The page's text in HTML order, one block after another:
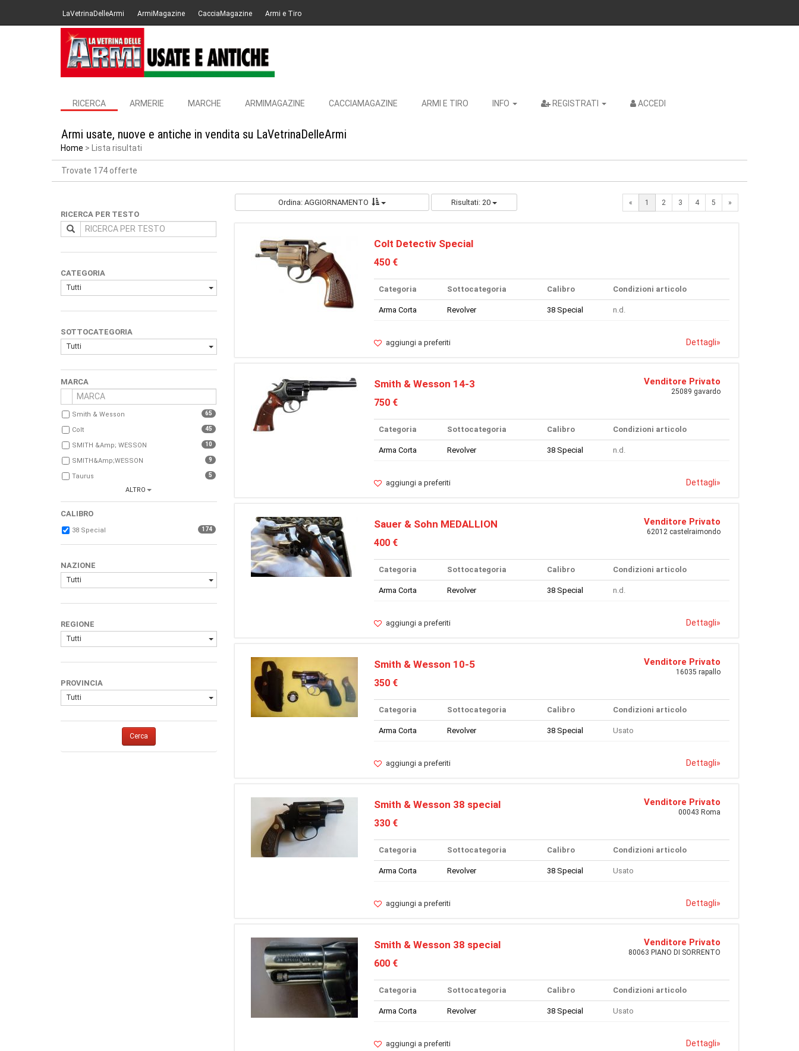
LaVetrinaDelleArmi ArmiMagazine CacciaMagazine Armi e Tiro
RICERCA ARMERIE MARCHE ARMIMAGAZINE CACCIAMAGAZINE ARMI E TIRO INFO REGISTRATI ACCEDI
Armi usate, nuove e antiche in vendita su LaVetrinaDelleArmi
Home Lista risultati
Trovate 174 offerte
RICERCA PER TESTO
CATEGORIA
Tutti
SOTTOCATEGORIA
Tutti
MARCA
Smith & Wesson 65
Colt 45
SMITH &amp; WESSON 10
SMITH&amp;WESSON 9
Taurus 5
SMITH&WESSON
Arminius 2
Sauer & Sohn
Franchi LLama
Astra
Uberti 1
Manurhin 1
Rock Island Armory 1
ALTRO
CALIBRO
38 Special 174
NAZIONE
Tutti
REGIONE
Tutti
PROVINCIA
Tutti
Cerca
Ordina: AGGIORNAMENTO Risultati: 20 « 1 2 3 4 5 »
Colt Detectiv Special
450 €
Categoria Sottocategoria Calibro Condizioni articolo
Arma Corta Revolver 38 Special n.d.
aggiungi a preferiti Dettagli»
Smith & Wesson 14-3
750 €
Venditore Privato
25089 gavardo
Categoria Sottocategoria Calibro Condizioni articolo
Arma Corta Revolver 38 Special n.d.
aggiungi a preferiti Dettagli»
Sauer & Sohn MEDALLION
400 €
Venditore Privato
62012 castelraimondo
Categoria Sottocategoria Calibro Condizioni articolo
Arma Corta Revolver 38 Special n.d.
aggiungi a preferiti Dettagli»
Smith & Wesson 10-5
350 €
Venditore Privato
16035 rapallo
Categoria Sottocategoria Calibro Condizioni articolo
Arma Corta Revolver 38 Special Usato
aggiungi a preferiti Dettagli»
Smith & Wesson 38 special
330 €
Venditore Privato
00043 Roma
Categoria Sottocategoria Calibro Condizioni articolo
Arma Corta Revolver 38 Special Usato
aggiungi a preferiti Dettagli»
Smith & Wesson 38 special
600 €
Venditore Privato
80063 PIANO DI SORRENTO
Categoria Sottocategoria Calibro Condizioni articolo
Arma Corta Revolver 38 Special Usato
aggiungi a preferiti Dettagli»